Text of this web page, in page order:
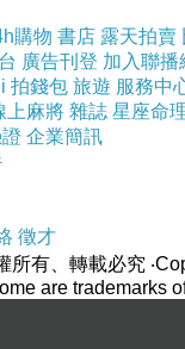
購物 書店 露天拍賣
廣告刊登 加入聯播
拍錢包 旅遊 服務中
上麻將 雜誌 星座命
企業簡訊
徵才
所有、轉載必究
are trademarks